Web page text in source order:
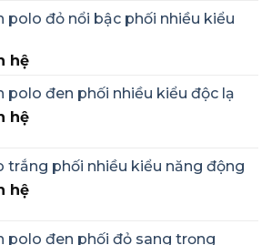
polo đỏ nổi bậc phối nhiều kiểu
hệ
polo đen phối nhiều kiểu độc lạ
hệ
trắng phối nhiều kiểu năng động
hệ
polo đen phối đỏ sang trọng